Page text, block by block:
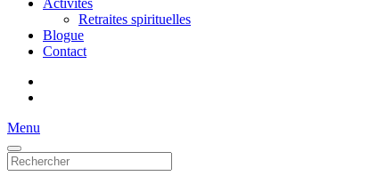
Activités
Retraites spirituelles
Blogue
Contact
Menu